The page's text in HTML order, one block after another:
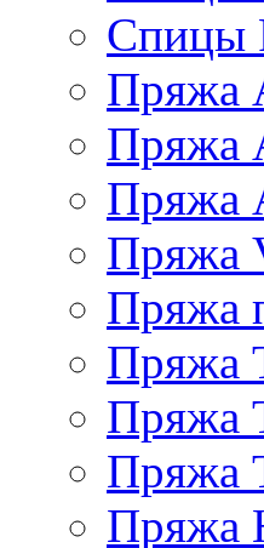
Спицы
Пряжа
Пряжа
Пряжа
Пряжа
Пряжа
Пряжа
Пряжа
Пряжа
Пряжа